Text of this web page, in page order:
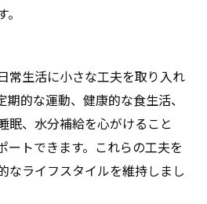
常生活に小さな工夫を取り入れ
的な運動、健康的な食生活、
眠、水分補給を心がけること
ートできます。これらの工夫を
なライフスタイルを維持しまし